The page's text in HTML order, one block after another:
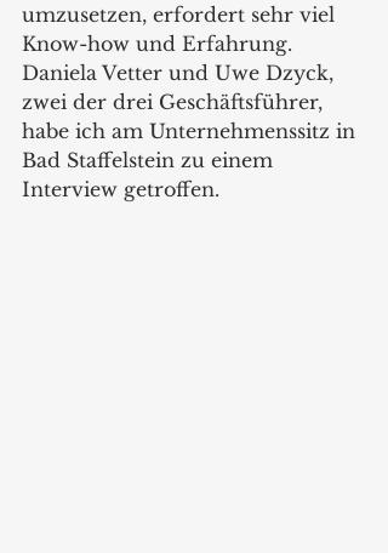
umzusetzen, erfordert sehr viel
Know-how und Erfahrung.
Daniela Vetter und Uwe Dzyck,
zwei der drei Geschäftsführer,
habe ich am Unternehmenssitz in
Bad Staffelstein zu einem
Interview getroffen.